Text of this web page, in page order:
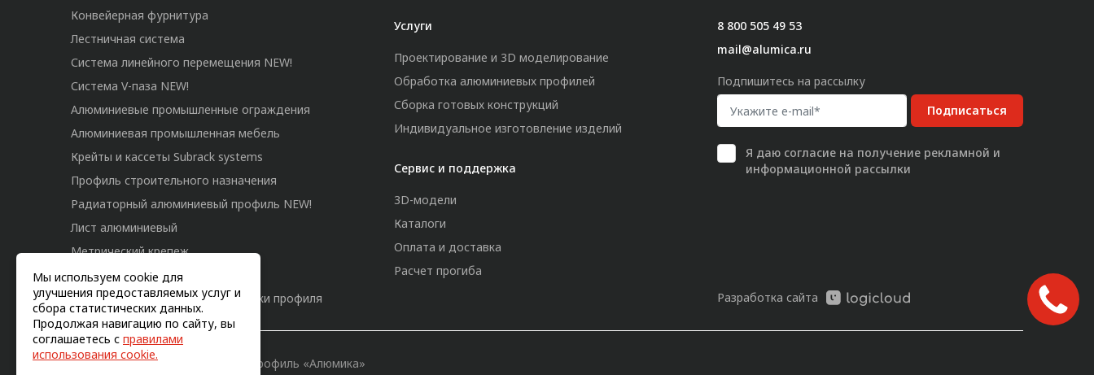
Мы используем cookie для
улучшения предоставляемых услуг и
сбора статистических данных.
Продолжая навигацию по сайту, вы
соглашаетесь с правилами
использования cookie.
Конвейерная фурнитура
Лестничная система
Система линейного перемещения NEW!
Система V-паза NEW!
Алюминиевые промышленные ограждения
Алюминиевая промышленная мебель
Крейты и кассеты Subrack systems
Профиль строительного назначения
Радиаторный алюминиевый профиль NEW!
Лист алюминиевый
Метрический крепеж
Конструкции из профиля
Услуги дополнительной обработки профиля
Услуги
Проектирование и 3D моделирование
Обработка алюминиевых профилей
Сборка готовых конструкций
Индивидуальное изготовление изделий
Сервис и поддержка
3D-модели
Каталоги
Оплата и доставка
Расчет прогиба
8 800 505 49 53
mail@alumica.ru
Подпишитесь на рассылку
Подписаться
Я даю согласие на получение рекламной и
информационной рассылки
Разработка сайта
© 2011-2026, Конструкционный профиль «Алюмика»